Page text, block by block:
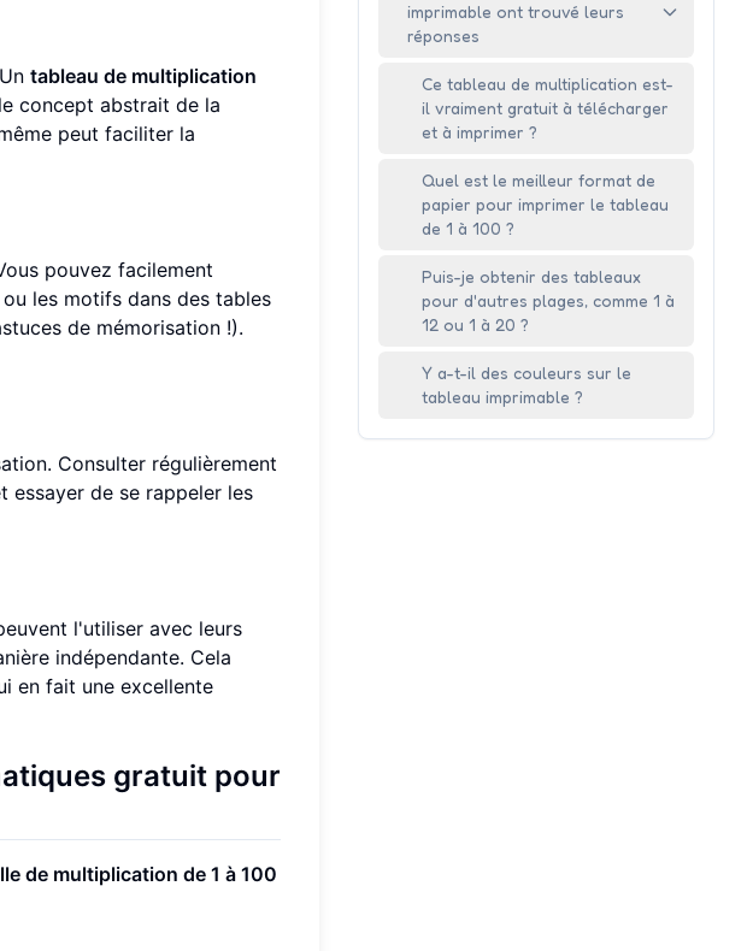
tableau de multiplication
concept abstrait de la
peut faciliter la
pouvez facilement
les motifs dans des tables
de mémorisation !).
Consulter régulièrement
essayer de se rappeler les
l'utiliser avec leurs
indépendante. Cela
en fait une excellente
gratuit pour
de multiplication de 1 à 100
imprimable ont trouvé leurs
réponses
Ce tableau de multiplication est-
il vraiment gratuit à télécharger
et à imprimer ?
Quel est le meilleur format de
papier pour imprimer le tableau
de 1 à 100 ?
Puis-je obtenir des tableaux
pour d'autres plages, comme 1 à
12 ou 1 à 20 ?
Y a-t-il des couleurs sur le
tableau imprimable ?